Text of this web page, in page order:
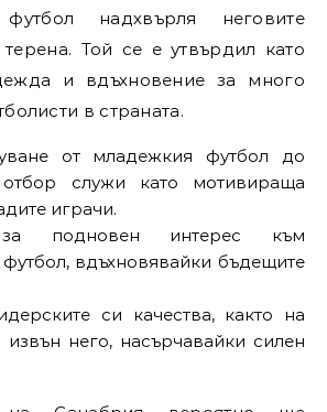
футбол надхвърля неговите
Той се е утвърдил като
и вдъхновение за много
в страната.
от младежкия футбол до
отбор служи като мотивираща
играчи.
подновен интерес към
вдъхновявайки бъдещите
си качества, както на
извън него, насърчавайки силен